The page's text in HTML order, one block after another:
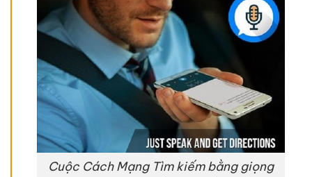
Cuộc Cách Mạng Tìm kiếm bằng giọng